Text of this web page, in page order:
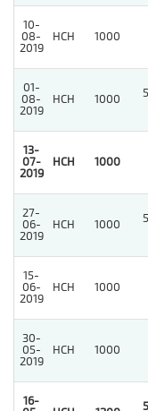
10-
08-
2019
HCH 1000
01-
08-
2019
HCH 1000
13-
07-
2019
HCH 1000
27-
06-
2019
HCH 1000
15-
06-
2019
HCH 1000
30-
05-
2019
HCH 1000
16-